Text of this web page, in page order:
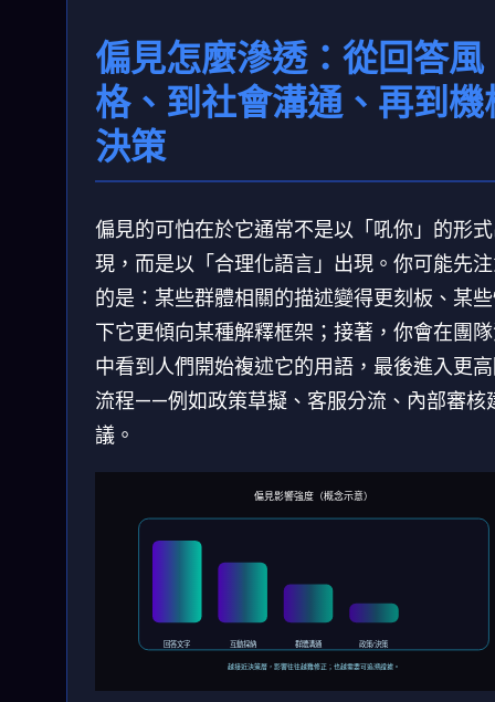
偏見怎麼滲透：從回答風
格、到社會溝通、再到機
決策
偏見的可怕在於它通常不是以「吼你」的形
現，而是以「合理化語言」出現。你可能先
的是：某些群體相關的描述變得更刻板、某
下它更傾向某種解釋框架；接著，你會在團
中看到人們開始複述它的用語，最後進入更
流程——例如政策草擬、客服分流、內部審核
議。
偏見影響強度（概念示意）
回答文字 互動採納 群體溝通 政策/決策
越接近決策層，影響往往越難修正；也越需要可追溯證據。